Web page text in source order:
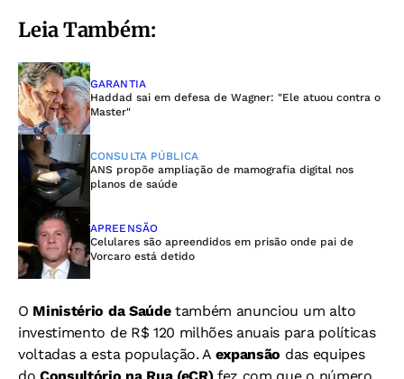
Leia Também:
GARANTIA
Haddad sai em defesa de Wagner: "Ele atuou contra o
Master"
CONSULTA PÚBLICA
ANS propõe ampliação de mamografia digital nos
planos de saúde
APREENSÃO
Celulares são apreendidos em prisão onde pai de
Vorcaro está detido
O Ministério da Saúdetambém anunciou um alto
investimento de R$ 120 milhões anuais para políticas
voltadas a esta população. A expansão das equipes